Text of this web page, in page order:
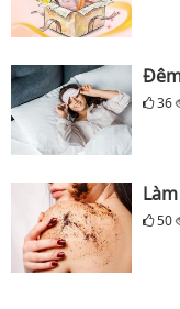
36
50